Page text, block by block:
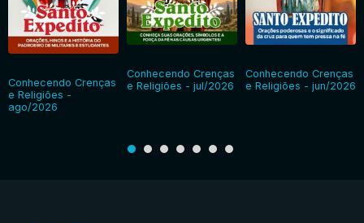
Conhecendo Crenças
e Religiões -
ago/2026
Conhecendo Crenças
e Religiões - jul/2026
Conhecendo Crenças
e Religiões - jun/2026